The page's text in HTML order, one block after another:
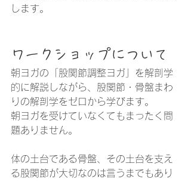
します。
ワークショップについて
朝ヨガの「股関節調整ヨガ」を解剖学
的に解説しながら、股関節・骨盤まわ
りの解剖学をゼロから学びます。
朝ヨガを受けていなくてもまったく問
題ありません。
体の土台である骨盤、その土台を支え
る股関節が大切なのは言うまでもあり